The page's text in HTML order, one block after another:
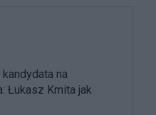
na
Łukasz Kmita jak